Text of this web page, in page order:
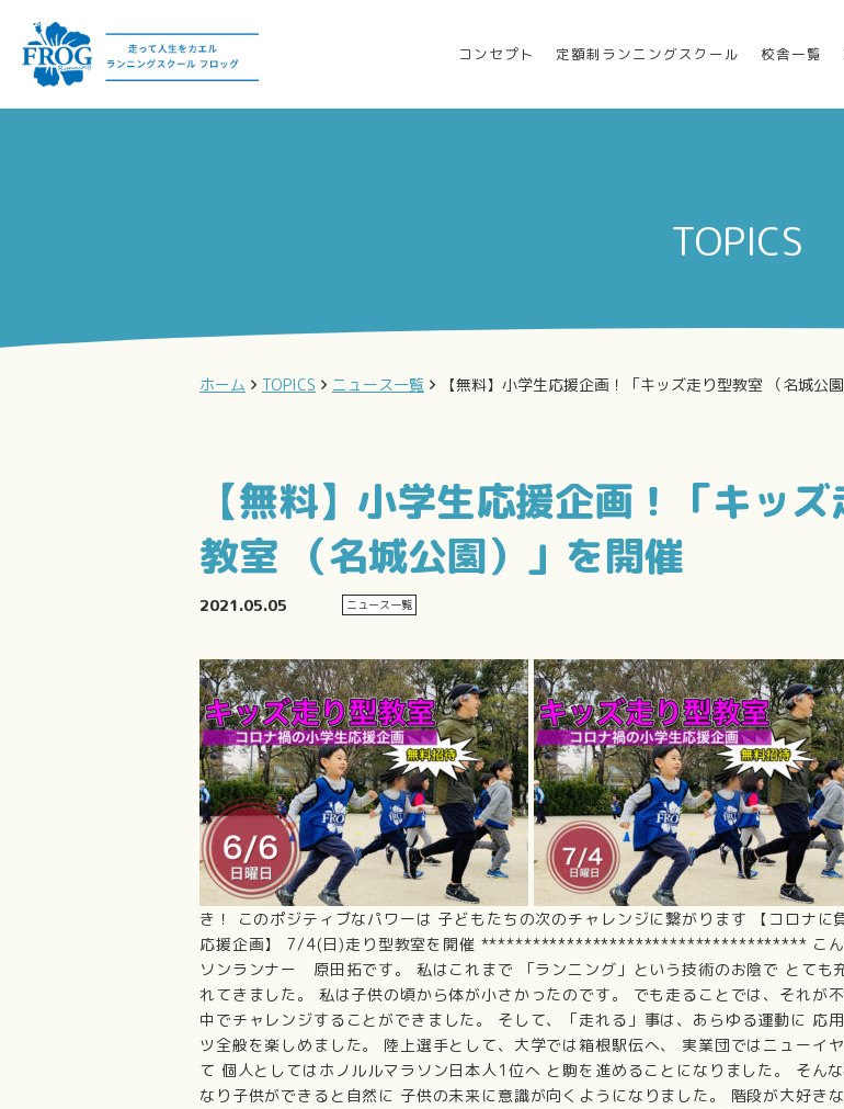
コンセプト 定額制ランニングスクール 校舎一覧
TOPICS
ホーム TOPICS ニュース一覧 【無料】小学生応援企画！「キッズ走り型教室 （名城公
【無料】小学生応援企画！「キッ
教室 （名城公園）」を開催
2021.05.05 ニュース一覧
き！ このポジティブなパワーは 子どもたちの次のチャレンジに繋がります 【コロナに
応援企画】 7/4(日)走り型教室を開催 ************************************** こん
ソンランナー 原田拓です。 私はこれまで 「ランニング」という技術のお陰で とても
れてきました。 私は子供の頃から体が小さかったのです。 でも走ることでは、それが
中でチャレンジすることができました。 そして、「走れる」事は、あらゆる運動に 応
ツ全般を楽しめました。 陸上選手として、大学では箱根駅伝へ、 実業団ではニューイ
て 個人としてはホノルルマラソン日本人1位へ と駒を進めることになりました。 そん
なり子供ができると自然に 子供の未来に意識が向くようになりました。 階段が大好き